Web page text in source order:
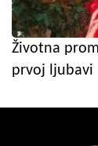
Životna
prvoj ljubavi